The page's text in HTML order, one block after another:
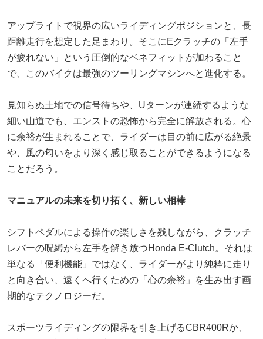
アップライトで視界の広いライディングポジションと、長
距離走行を想定した足まわり。そこにEクラッチの「左手
が疲れない」という圧倒的なベネフィットが加わること
で、このバイクは最強のツーリングマシンへと進化する。
見知らぬ土地での信号待ちや、Uターンが連続するような
細い山道でも、エンストの恐怖から完全に解放される。心
に余裕が生まれることで、ライダーは目の前に広がる絶景
や、風の匂いをより深く感じ取ることができるようになる
ことだろう。
マニュアルの未来を切り拓く、新しい相棒
シフトペダルによる操作の楽しさを残しながら、クラッチ
レバーの呪縛から左手を解き放つHonda E-Clutch。それは
単なる「便利機能」ではなく、ライダーがより純粋に走り
と向き合い、遠くへ行くための「心の余裕」を生み出す画
期的なテクノロジーだ。
スポーツライディングの限界を引き上げるCBR400Rか、